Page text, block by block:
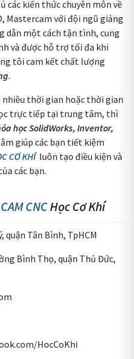
các kiến thức chuyên môn về
Mastercam với đội ngũ giảng
dẫn một cách tận tình, cung
và được hỗ trợ tối đa khi
tôi cam kết chất lượng
.
nhiều thời gian hoặc thời gian
trực tiếp tại trung tâm, thì
học SolidWorks, Inventor,
giúp các bạn tiết kiệm
CƠ KHÍluôn tạo điều kiện và
các bạn.
CNCHọc Cơ Khí
quận Tân Bình, TpHCM
Bình Thọ, quận Thủ Đức,
HocCoKhi